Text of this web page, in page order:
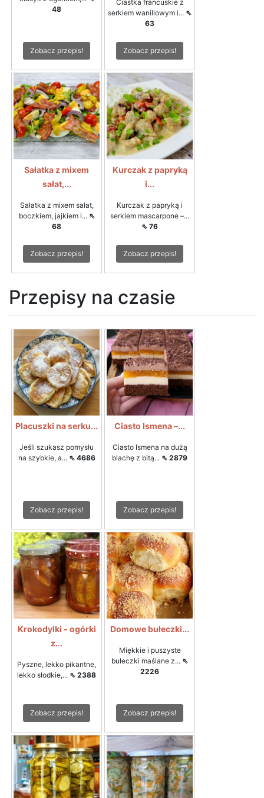
48
Zobacz przepis!
Ciastka francuskie z
serkiem waniliowym i... ⇖
63
Zobacz przepis!
Sałatka z mixem
sałat,...
Sałatka z mixem sałat,
boczkiem, jajkiem i... ⇖
68
Zobacz przepis!
Kurczak z papryką
i...
Kurczak z papryką i
serkiem mascarpone –...
⇖ 76
Zobacz przepis!
Przepisy na czasie
Placuszki na serku...
Jeśli szukasz pomysłu
na szybkie, a... ⇖ 4686
Zobacz przepis!
Ciasto Ismena –...
Ciasto Ismena na dużą
blachę z bitą... ⇖ 2879
Zobacz przepis!
Krokodylki - ogórki
z...
Pyszne, lekko pikantne,
lekko słodkie,... ⇖ 2388
Zobacz przepis!
Domowe bułeczki...
Miękkie i puszyste
bułeczki maślane z... ⇖
2226
Zobacz przepis!